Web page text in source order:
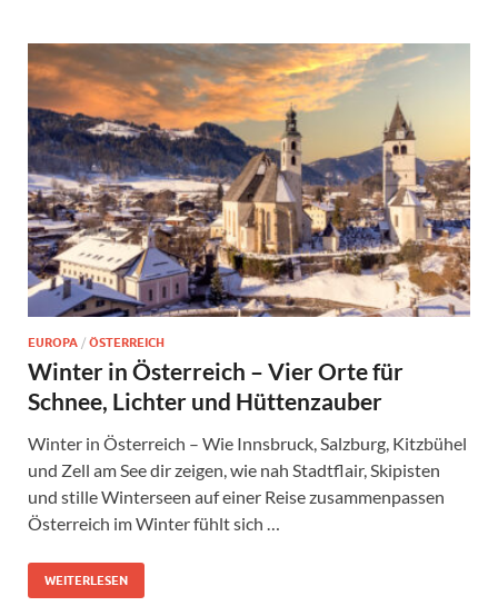
EUROPA / ÖSTERREICH
Winter in Österreich – Vier Orte für
Schnee, Lichter und Hüttenzauber
Winter in Österreich – Wie Innsbruck, Salzburg, Kitzbühel
und Zell am See dir zeigen, wie nah Stadtflair, Skipisten
und stille Winterseen auf einer Reise zusammenpassen
Österreich im Winter fühlt sich …
WEITERLESEN